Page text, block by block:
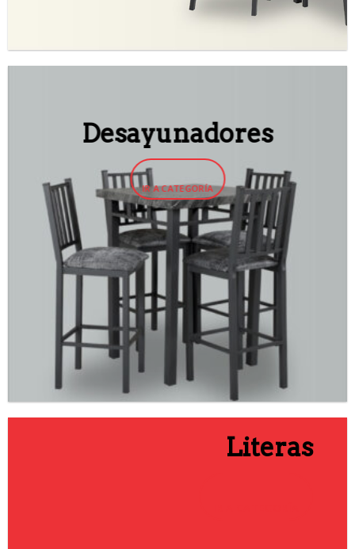
Desayunadores
IR A CATEGORÍA
Literas